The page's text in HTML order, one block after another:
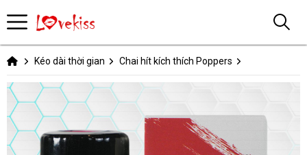
Kéo dài thời gian Chai hít kích thích Poppers